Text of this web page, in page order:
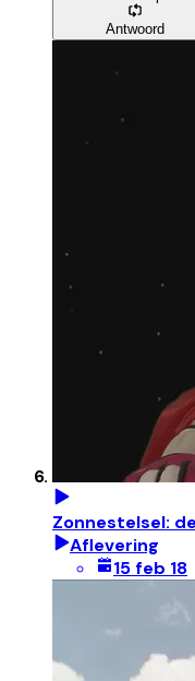
Antwoord
Zonnestelsel:
Aflevering
15 feb 18